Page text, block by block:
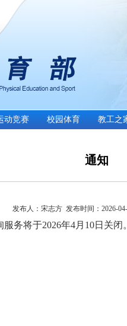
动竞赛 校园体育 教工之
通知
发布人：宋志方 发布时间：2026-
服务将于2026年4月10日关